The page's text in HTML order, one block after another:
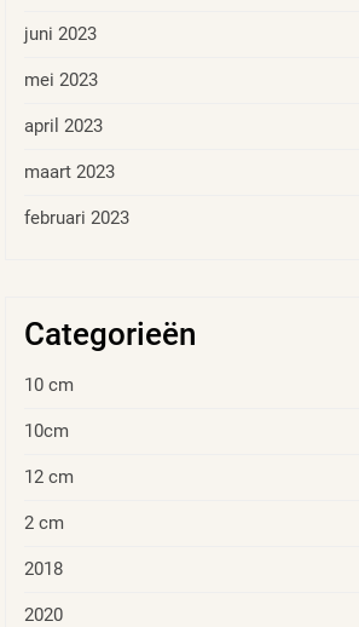
juni 2023
mei 2023
april 2023
maart 2023
februari 2023
Categorieën
10 cm
10cm
12 cm
2 cm
2018
2020